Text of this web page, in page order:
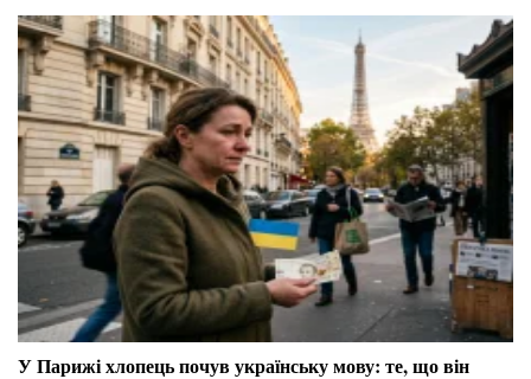
У Парижі хлопець почув українську мову: те, що він